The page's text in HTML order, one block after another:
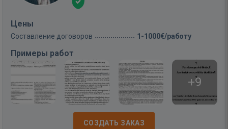
Цены
Составление договоров 1-1000€/работу
Примеры работ
+9
СОЗДАТЬ ЗАКАЗ